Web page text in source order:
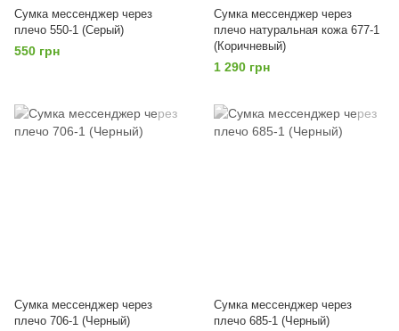
Сумка мессенджер через
плечо 550-1 (Серый)
550 грн
Сумка мессенджер через
плечо натуральная кожа 677-1
(Коричневый)
1 290 грн
Сумка мессенджер через
плечо 706-1 (Черный)
Сумка мессенджер через
плечо 685-1 (Черный)